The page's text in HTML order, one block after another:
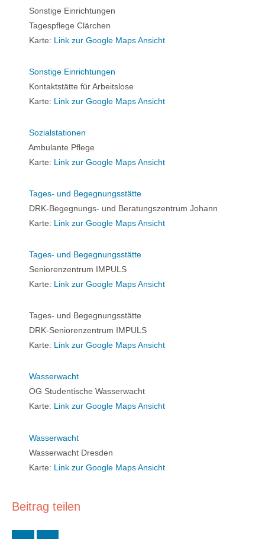
Sonstige Einrichtungen
Tagespflege Clärchen
Karte: Link zur Google Maps Ansicht
Sonstige Einrichtungen
Kontaktstätte für Arbeitslose
Karte: Link zur Google Maps Ansicht
Sozialstationen
Ambulante Pflege
Karte: Link zur Google Maps Ansicht
Tages- und Begegnungsstätte
DRK-Begegnungs- und Beratungszentrum Johann
Karte: Link zur Google Maps Ansicht
Tages- und Begegnungsstätte
Seniorenzentrum IMPULS
Karte: Link zur Google Maps Ansicht
Tages- und Begegnungsstätte
DRK-Seniorenzentrum IMPULS
Karte: Link zur Google Maps Ansicht
Wasserwacht
OG Studentische Wasserwacht
Karte: Link zur Google Maps Ansicht
Wasserwacht
Wasserwacht Dresden
Karte: Link zur Google Maps Ansicht
Beitrag teilen